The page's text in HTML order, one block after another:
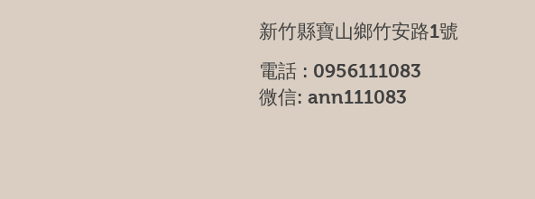
新竹縣寶山鄉竹安路1號
電話 : 0956111083
微信: ann111083